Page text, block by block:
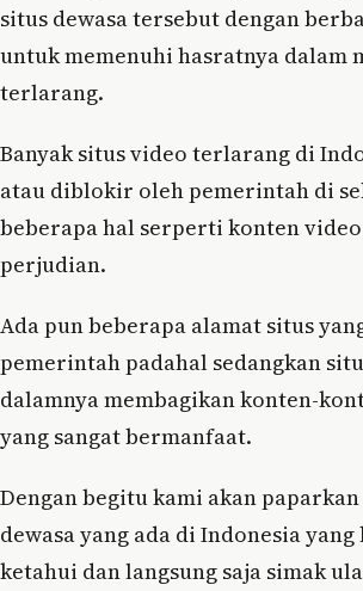
situs dewasa tersebut dengan
untuk memenuhi hasratnya dalam
terlarang.
Banyak situs video terlarang di
atau diblokir oleh pemerintah di
beberapa hal serperti konten
perjudian.
Ada pun beberapa alamat situs
pemerintah padahal sedangkan
dalamnya membagikan konten-
yang sangat bermanfaat.
Dengan begitu kami akan
dewasa yang ada di Indonesia
ketahui dan langsung saja simak